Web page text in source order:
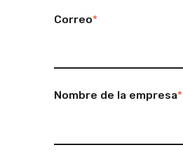
Correo*
Nombre de la empresa*